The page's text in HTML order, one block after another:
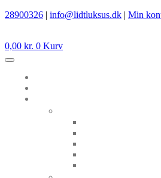
28900326 | info@lidtluksus.dk | Min
0,00 kr. 0 Kurv